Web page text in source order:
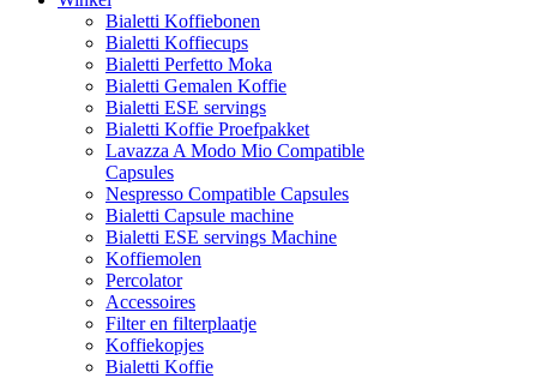
Bialetti Koffiebonen
Bialetti Koffiecups
Bialetti Perfetto Moka
Bialetti Gemalen Koffie
Bialetti ESE servings
Bialetti Koffie Proefpakket
Lavazza A Modo Mio Compatible
Capsules
Nespresso Compatible Capsules
Bialetti Capsule machine
Bialetti ESE servings Machine
Koffiemolen
Percolator
Accessoires
Filter en filterplaatje
Koffiekopjes
Bialetti Koffie